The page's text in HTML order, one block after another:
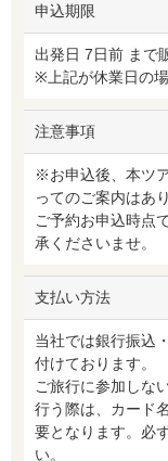
申込期限
出発日 7日前 まで
※上記が休業日の
注意事項
※お申込後、本ツ
ってのご案内はあ
ご予約お申込時点
承くださいませ。
支払い方法
当社では銀行振込
付けております。
ご旅行に参加しな
行う際は、カード
要となります。必
い。